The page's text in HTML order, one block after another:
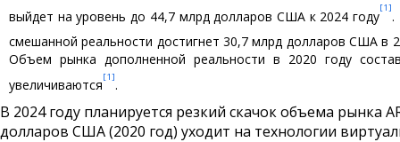
выйдет на уровень до 44,7 млрд долларов США к 2024 году[1].
смешанной реальности достигнет 30,7 млрд долларов США в
Объем рынка дополненной реальности в 2020 году
увеличиваются[1].
В 2024 году планируется резкий скачок объема рынка
долларов США (2020 год) уходит на технологии